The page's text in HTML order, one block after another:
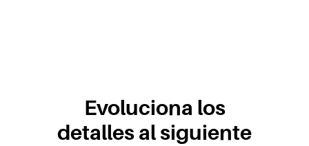
Evoluciona los
detalles al siguiente